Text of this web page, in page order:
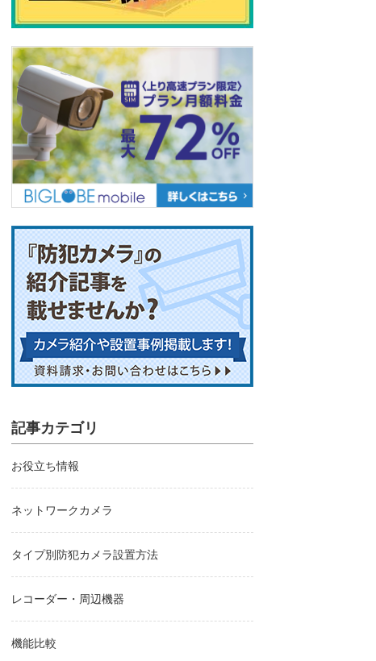
記事カテゴリ
お役立ち情報
ネットワークカメラ
タイプ別防犯カメラ設置方法
レコーダー・周辺機器
機能比較